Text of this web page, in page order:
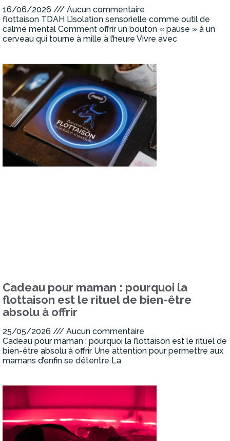
16/06/2026
Aucun commentaire
flottaison TDAH L’isolation sensorielle comme outil de
calme mental Comment offrir un bouton « pause » à un
cerveau qui tourne à mille à l’heure Vivre avec
Cadeau pour maman : pourquoi la
flottaison est le rituel de bien-être
absolu à offrir
25/05/2026
Aucun commentaire
Cadeau pour maman : pourquoi la flottaison est le rituel de
bien-être absolu à offrir Une attention pour permettre aux
mamans d’enfin se détentre La